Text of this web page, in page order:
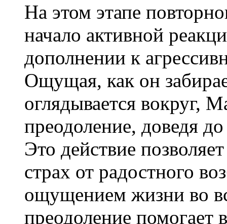
На этом этапе
начало активной
дополнении к
Ощущая, как он
оглядывается вокруг,
преодоление, доведя
Это действие
страх от радостного
ощущением жизни во
преодоление помогает